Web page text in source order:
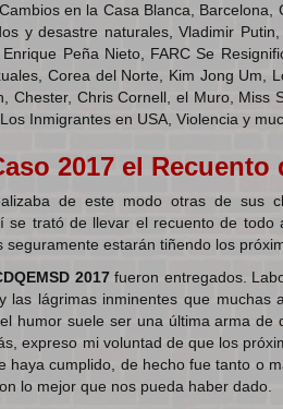
en la Casa Blanca,
y desastre naturales, Vladimir
Peña Nieto, FARC Se
Corea del Norte, Kim Jong Um,
Chester, Chris Cornell, el Muro, Miss
Inmigrantes en USA, Violencia y
2017 el
de este modo otras de sus
se trató de llevar el recuento de
seguramente estarán tiñendo los
2017fueron entregados.
las lágrimas inminentes que
humor suele ser una última arma
expreso mi voluntad de que los
haya cumplido, de hecho fue tanto o
lo mejor que nos pueda haber dado.